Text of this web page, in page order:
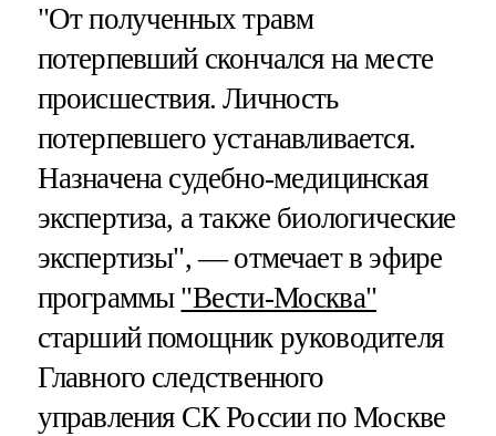
"От полученных травм
потерпевший скончался на месте
происшествия. Личность
потерпевшего устанавливается.
Назначена судебно-медицинская
экспертиза, а также биологические
экспертизы", — отмечает в эфире
программы "Вести-Москва"
старший помощник руководителя
Главного следственного
управления СК России по Москве